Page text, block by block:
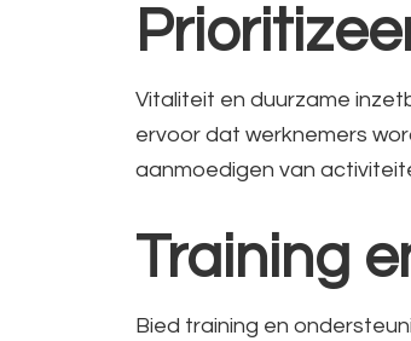
Vitaliteit en duurzame
ervoor dat werknemers
aanmoedigen van
Training
Bied training en